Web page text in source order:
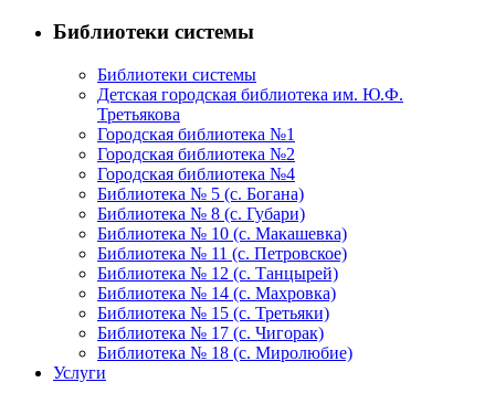
Библиотеки системы
Библиотеки системы
Детская городская библиотека им. Ю.Ф.
Третьякова
Городская библиотека №1
Городская библиотека №2
Городская библиотека №4
Библиотека № 5 (с. Богана)
Библиотека № 8 (с. Губари)
Библиотека № 10 (с. Макашевка)
Библиотека № 11 (с. Петровское)
Библиотека № 12 (с. Танцырей)
Библиотека № 14 (с. Махровка)
Библиотека № 15 (с. Третьяки)
Библиотека № 17 (с. Чигорак)
Библиотека № 18 (с. Миролюбие)
Услуги